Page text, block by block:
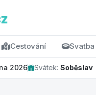
Cestování Svatba
2026 Svátek: Soběslav